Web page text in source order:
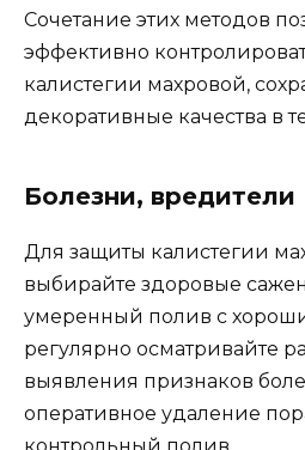
Сочетание этих методов
эффективно
калистегии махровой,
декоративные качества в
Болезни, вредители
Для защиты калистегии
выбирайте здоровые
умеренный полив с
регулярно осматривайте
выявления признаков
оперативное удаление